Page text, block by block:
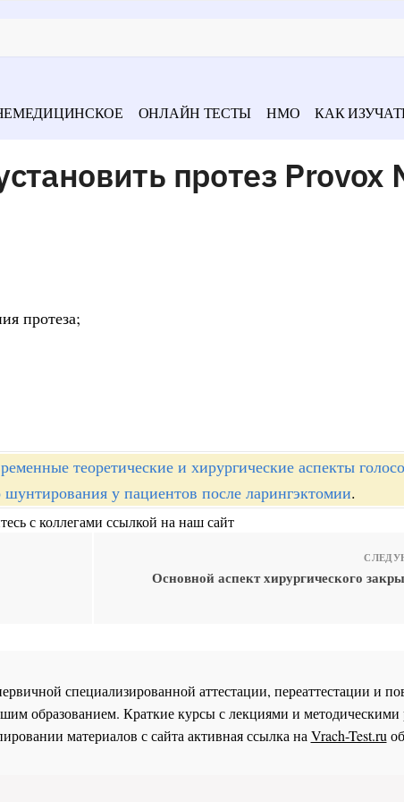
ОНЛАЙН ТЕСТЫ НМО КАК
протез Provox
протеза;
теоретические и хирургические аспекты
у пациентов после ларингэктомии.
с коллегами ссылкой на наш сайт
Основной аспект хирургического
специализированной аттестации, переаттестации и
образованием. Краткие курсы с лекциями и методическими
материалов с сайта активная ссылка наVrach-Test.ru